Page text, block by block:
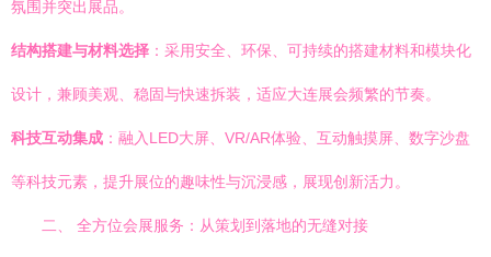
氛围并突出展品。
结构搭建与材料选择 ：采用安全、环保、可持续的搭建材料和模块化
设计，兼顾美观、稳固与快速拆装，适应大连展会频繁的节奏。
科技互动集成 ：融入LED大屏、VR/AR体验、互动触摸屏、数字沙盘
等科技元素，提升展位的趣味性与沉浸感，展现创新活力。
二、 全方位会展服务：从策划到落地的无缝对接